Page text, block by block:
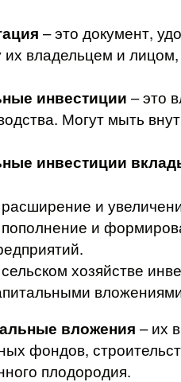
– это документ,
владельцем и
инвестиции – это
Могут мыть
инвестиции
и
и
хозяйстве
вложения – их
фондов,
плодородия.